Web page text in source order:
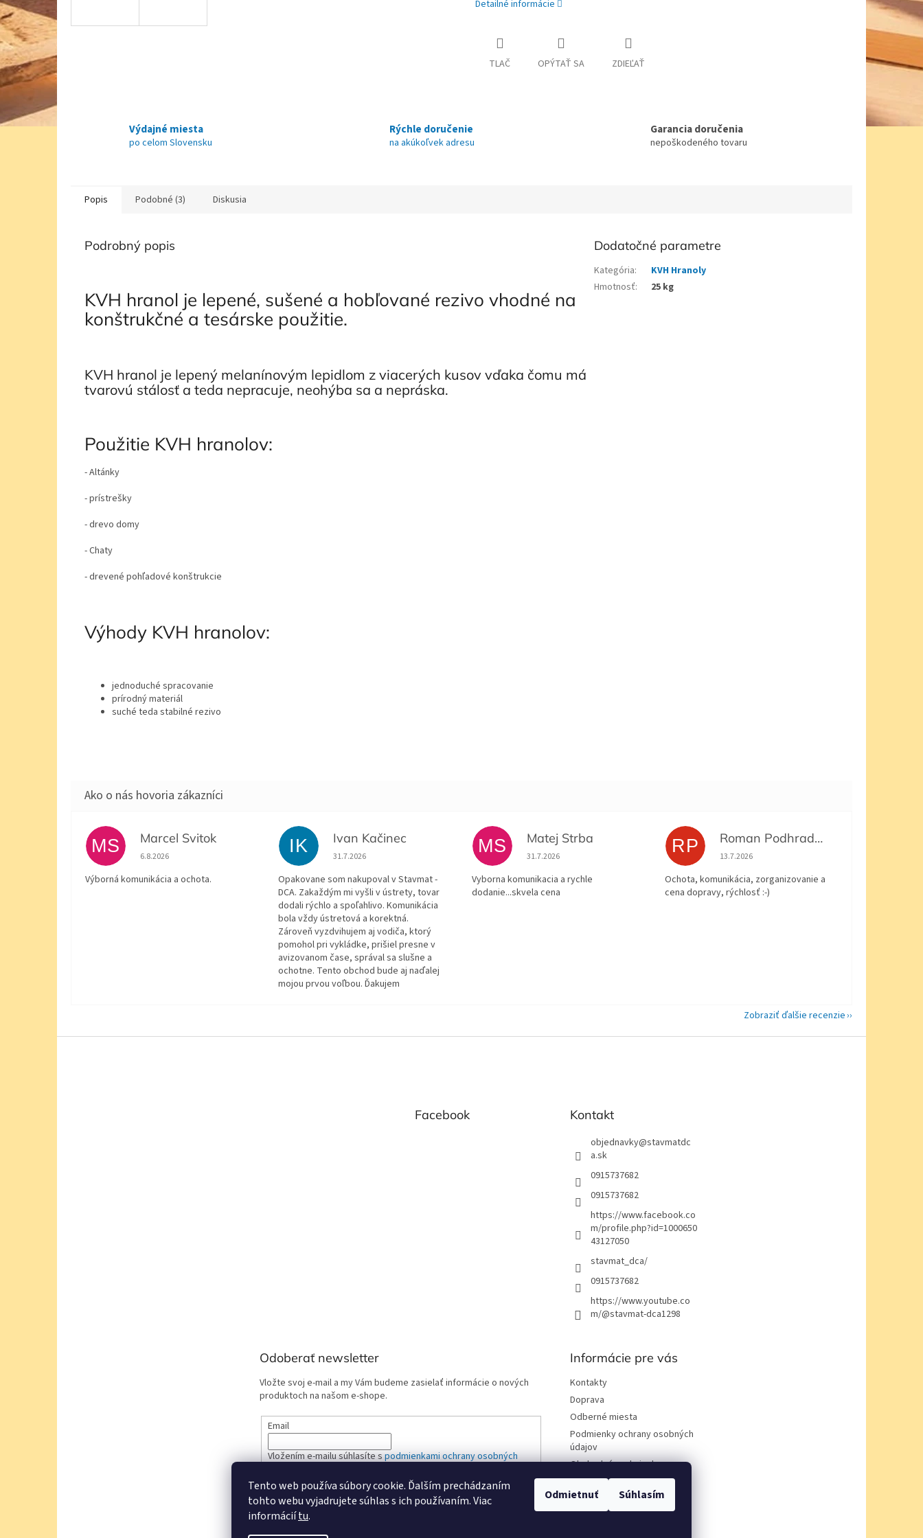
Tento web používa súbory cookie. Ďalším prechádzaním
tohto webu vyjadrujete súhlas s ich používaním. Viac
informáciítu.
Odmietnuť Súhlasím
Detailné informácie
TLAČ OPÝTAŤ SA ZDIEĽAŤ
Výdajné miesta
po celom Slovensku
Rýchle doručenie
na akúkoľvek adresu
Garancia doručenia
nepoškodeného tovaru
Popis Podobné (3) Diskusia
Podrobný popis
KVH hranol je lepené, sušené a hobľované rezivo vhodné na
konštrukčné a tesárske použitie.
KVH hranol je lepený melanínovým lepidlom z viacerých kusov vďaka čomu má
tvarovú stálosť a teda nepracuje, neohýba sa a nepráska.
Použitie KVH hranolov:
- Altánky
- prístrešky
- drevo domy
- Chaty
- drevené pohľadové konštrukcie
Výhody KVH hranolov:
jednoduché spracovanie
prírodný materiál
suché teda stabilné rezivo
Dodatočné parametre
Kategória:
KVH Hranoly
Hmotnosť: 25 kg
MS Marcel Svitok
Hodnotenie obchodu je 5 z 5 hviezdičiek.
6.8.2026
Výborná komunikácia a ochota.
IK Ivan Kačinec
Hodnotenie obchodu je 5 z 5 hviezdičiek.
31.7.2026
Opakovane som nakupoval v Stavmat -
DCA. Zakaždým mi vyšli v ústrety, tovar
dodali rýchlo a spoľahlivo. Komunikácia
bola vždy ústretová a korektná.
Zároveň vyzdvihujem aj vodiča, ktorý
pomohol pri vykládke, prišiel presne v
avizovanom čase, správal sa slušne a
ochotne. Tento obchod bude aj naďalej
mojou prvou voľbou. Ďakujem
MS Matej Strba
Hodnotenie obchodu je 5 z 5 hviezdičiek.
31.7.2026
Vyborna komunikacia a rychle
dodanie...skvela cena
RP Roman Podhradský
Hodnotenie obchodu je 5 z 5 hviezdičiek.
13.7.2026
Ochota, komunikácia, zorganizovanie a
cena dopravy, rýchlosť :-)
Zobraziť ďalšie recenzie
Facebook Kontakt
objednavky@stavmatdc
a.sk
0915737682
0915737682
https://www.facebook.co
m/profile.php?id=1000650
43127050
stavmat_dca/
0915737682
https://www.youtube.co
m/@stavmat-dca1298
Odoberať newsletter
Vložte svoj e-mail a my Vám budeme zasielať informácie o nových
produktoch na našom e-shope.
Email
Vložením e-mailu súhlasíte spodmienkami ochrany osobných
PRIHLÁSIŤ SA
Informácie pre vás
Kontakty
Doprava
Odberné miesta
Podmienky ochrany osobných
údajov
Obchodné podmienky